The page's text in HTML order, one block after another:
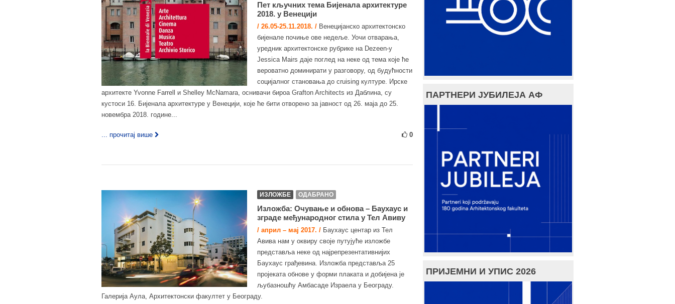
Пет кључних тема Бијенала архитектуре
2018. у Венецији
/ 26.05-25.11.2018. / Венецијанско архитектонско
бијенале почиње ове недеље. Уочи отварања,
уредник архитектонске рубрике на Dezeen-у
Jessica Mairs даје поглед на неке од тема које ће
вероватно доминирати у разговору, од будућности
социјалног становања до cruising културе. Ирске
архитекте Yvonne Farrell и Shelley McNamara, оснивачи бироа Grafton Architects из Даблина, су
кустоси 16. Бијенала архитектуре у Венецији, које ће бити отворено за јавност од 26. маја до 25.
новембра 2018. године...
... прочитај више 0
ИЗЛОЖБЕ ОДАБРАНО
Изложба: Очување и обнова – Баухаус и
зграде међународног стила у Тел Авиву
/ април – мај 2017. / Баухаус центар из Тел
Авива нам у оквиру своје путујуће изложбе
представља неке од најрепрезентативнијих
Баухаус грађевина. Изложба представља 25
пројеката обнове у форми плаката и добијена је
љубазношћу Амбасаде Израела у Београду.
Галерија Аула, Архитектонски факултет у Београду.
ПАРТНЕРИ ЈУБИЛЕЈА АФ
ПРИЈЕМНИ И УПИС 2026